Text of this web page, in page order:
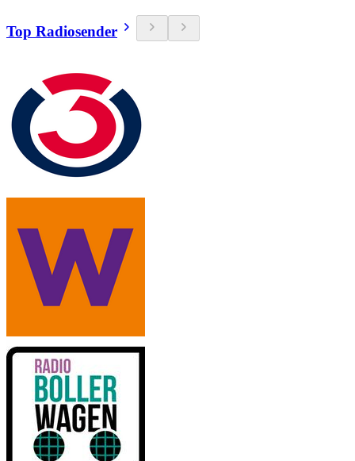
Top Radiosender